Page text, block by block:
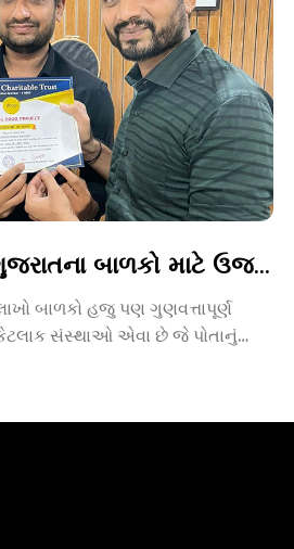
પ્રેમાળ યોજના: ગુજરાતના બાળકો માટે ઉજ્જવળ ભવિષ્યની ચાવી
બાળકો હજુ પણ ગુણવત્તાપૂર્ણ
સંસ્થાઓ એવા છે જે પોતાનું